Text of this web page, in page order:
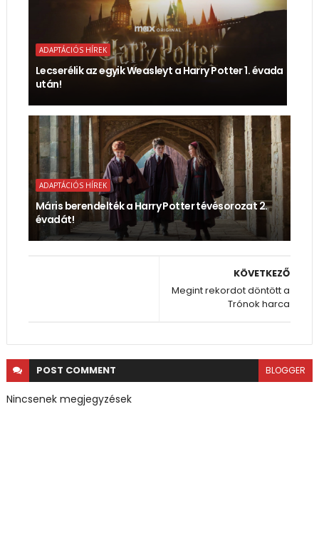
ADAPTÁCIÓS HÍREK
Lecserélik az egyik Weasleyt a Harry Potter 1. évada
után!
ADAPTÁCIÓS HÍREK
Máris berendelték a Harry Potter tévésorozat 2.
évadát!
KÖVETKEZŐ
Megint rekordot döntött a
Trónok harca
POST COMMENT BLOGGER
Nincsenek megjegyzések